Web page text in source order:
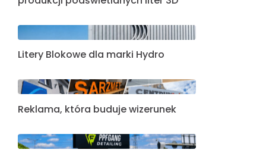
Litery Blokowe dla marki Hydro
Reklama, która buduje wizerunek